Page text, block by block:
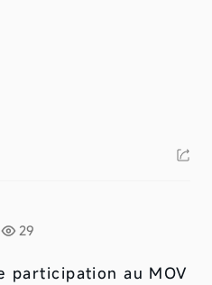
29
participation au MOV